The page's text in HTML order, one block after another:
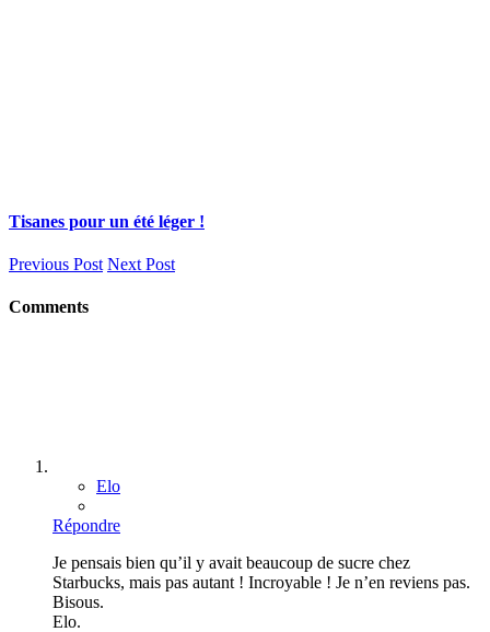
Tisanes pour un été léger !
Previous Post Next Post
Comments
Elo
Répondre
Je pensais bien qu’il y avait beaucoup de sucre chez
Starbucks, mais pas autant ! Incroyable ! Je n’en reviens pas.
Bisous.
Elo.